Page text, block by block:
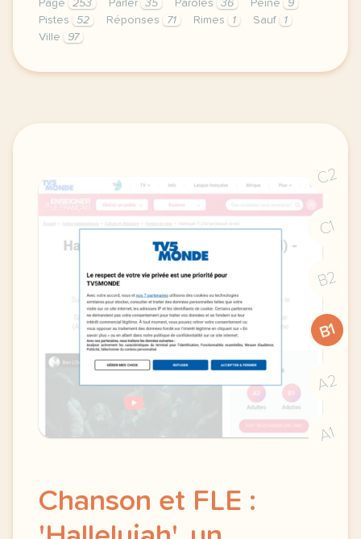
Page 253 Parler 35 Paroles 36 Peine
9
Pistes
52 Réponses 71 Rimes 1 Sauf
1
Ville
97
le respect de votre vie privee est une priorite
C2
C1
B2
B1
A2
A1
Chanson et FLE :